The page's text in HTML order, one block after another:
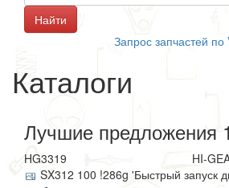
Запрос запчастей по
Каталоги
Лучшие предложения
HG3319
HI-
SX312 100 !286g 'Быстрый запуск